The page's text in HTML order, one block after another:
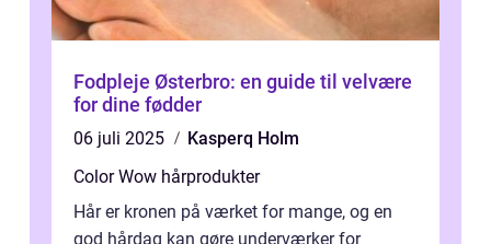
Fodpleje Østerbro: en guide til velvære
for dine fødder
06 juli 2025
Kasperq Holm
Color Wow hårprodukter
Hår er kronen på værket for mange, og en
god hårdag kan gøre underværker for